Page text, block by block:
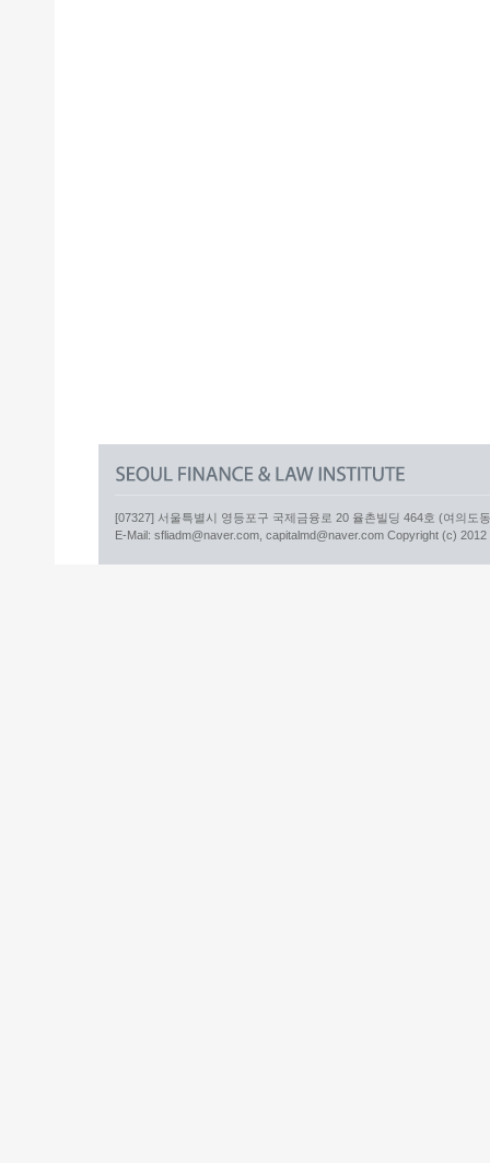
[07327] 서울특별시 영등포구 국제금융로 20 율촌빌딩 464호 (여의도
E-Mail: sfliadm@naver.com, capitalmd@naver.com Copyright (c)